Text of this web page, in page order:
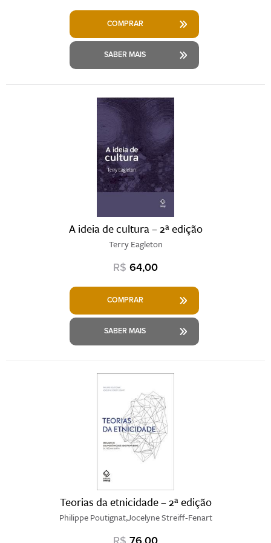
COMPRAR
SABER MAIS
A ideia de cultura – 2ª edição
Terry Eagleton
R$ 64,00
COMPRAR
SABER MAIS
Teorias da etnicidade – 2ª edição
Philippe Poutignat,Jocelyne Streiff-Fenart